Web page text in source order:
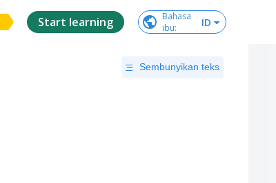
Start learning
Bahasa
ibu: ID
Sembunyikan teks